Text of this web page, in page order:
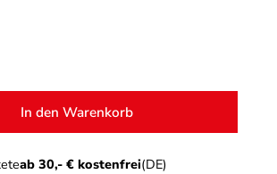
Gib den gewünschten Wert
In den Warenkorb
ab 30,- € kostenfrei(DE)